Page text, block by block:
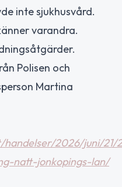
inte sjukhusvård.
varandra.
Polisen och
Martina
2026/juni/21/
natt-jonkopings-lan/